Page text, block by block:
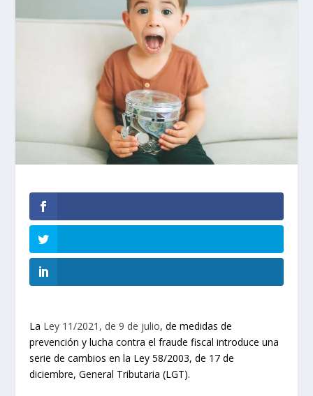
La Ley 11/2021, de 9 de julio, de medidas de
prevención y lucha contra el fraude fiscal introduce una
serie de cambios en la Ley 58/2003, de 17 de
diciembre, General Tributaria (LGT).